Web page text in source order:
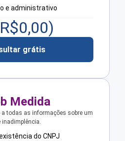
e administrativo
0,00)
grátis
Medida
todas as informações sobre um
inadimplência.
do CNPJ